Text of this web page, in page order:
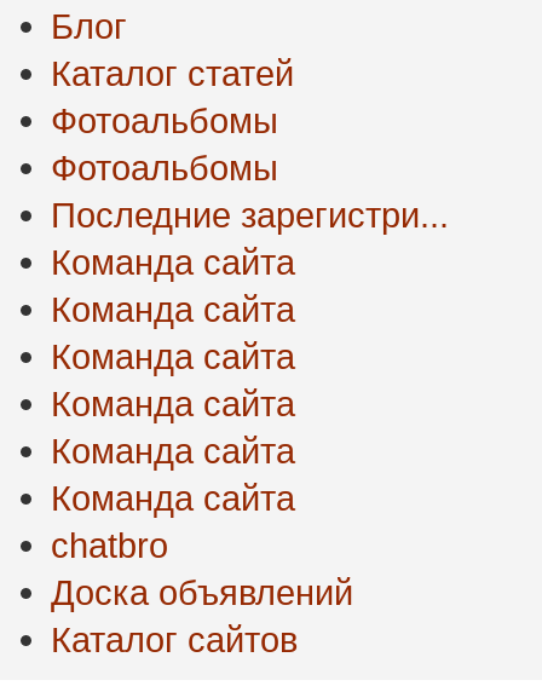
Блог
Каталог статей
Фотоальбомы
Фотоальбомы
Последние зарегистри...
Команда сайта
Команда сайта
Команда сайта
Команда сайта
Команда сайта
Команда сайта
chatbro
Доска объявлений
Каталог сайтов